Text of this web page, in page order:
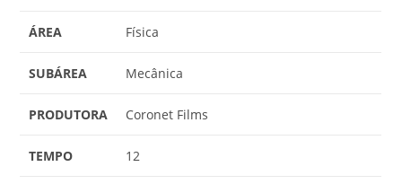
ÁREA Física
SUBÁREA Mecânica
PRODUTORA Coronet Films
TEMPO 12